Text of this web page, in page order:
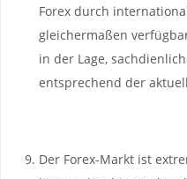
Forex durch
gleichermaßen
in der Lage,
entsprechend der
Der Forex-Markt ist